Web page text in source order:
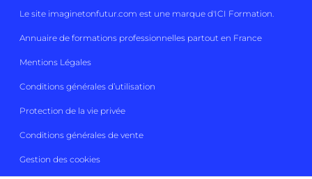
Le site imaginetonfutur.com est une marque d'ICI Formation.
Annuaire de formations professionnelles partout en France
Mentions Légales
Conditions générales d’utilisation
Protection de la vie privée
Conditions générales de vente
Gestion des cookies